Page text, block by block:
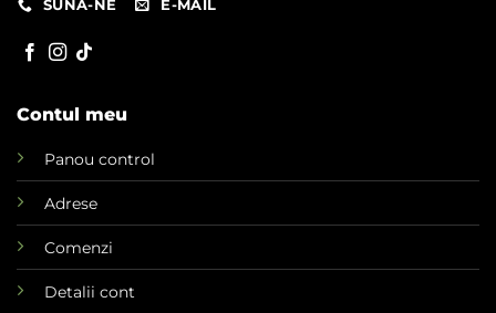
SUNA-NE E-MAIL
Contul meu
Panou control
Adrese
Comenzi
Detalii cont